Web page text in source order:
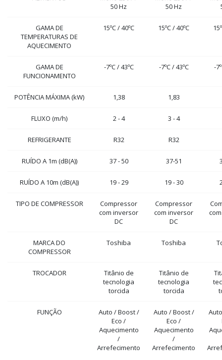
50 Hz
50 Hz
GAMA DE
TEMPERATURAS DE
AQUECIMENTO
15ºC / 40ºC 15ºC / 40ºC
GAMA DE
FUNCIONAMENTO
-7ºC / 43ºC -7ºC / 43ºC -
POTÊNCIA MÁXIMA (kW) 1,38 1,83
FLUXO (m/h) 2 - 4 3 - 4
REFRIGERANTE R32 R32
RUÍDO A 1m (dB(A)) 37 - 50 37-51
RUÍDO A 10m (dB(A)) 19 - 29 19 - 30
TIPO DE COMPRESSOR
Compressor
com inversor
DC
Compressor
com inversor
DC
MARCA DO
COMPRESSOR
Toshiba Toshiba
TROCADOR
Titânio de
tecnologia
torcida
Titânio de
tecnologia
torcida
FUNÇÃO
Auto / Boost /
Eco /
Aquecimento
/
Arrefecimento
Auto / Boost /
Eco /
Aquecimento
/
Arrefecimento